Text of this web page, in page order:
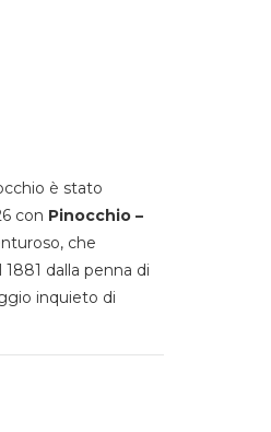
è stato
con Pinocchio –
che
dalla penna di
inquieto di